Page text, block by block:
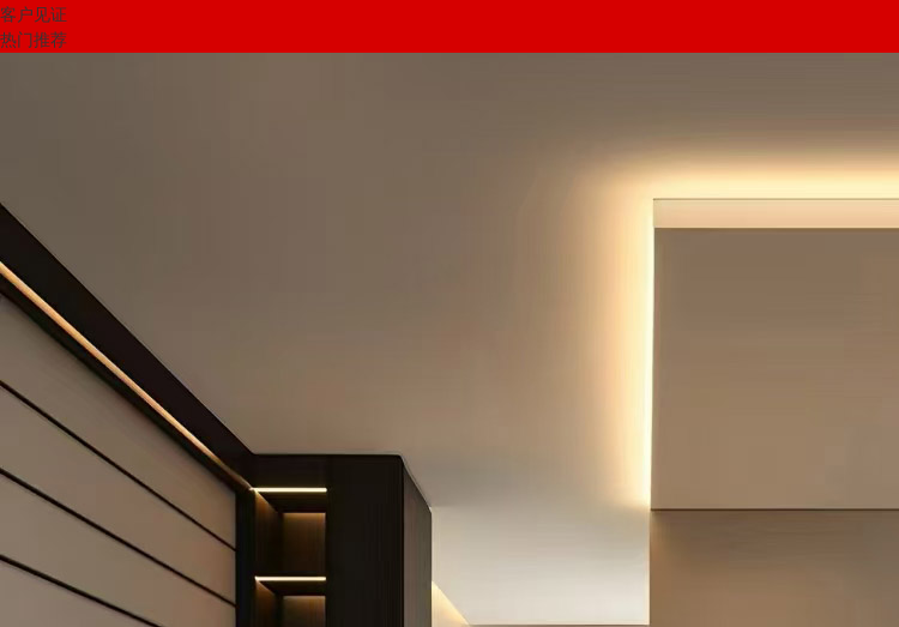
客户见证
热门推荐